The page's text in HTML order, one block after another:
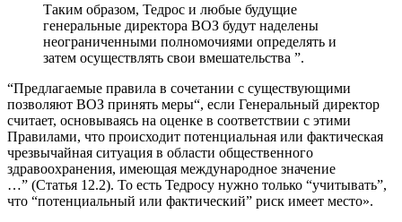
Таким образом, Тедрос и любые будущие
генеральные директора ВОЗ будут наделены
неограниченными полномочиями определять и
затем осуществлять свои вмешательства ”.
“Предлагаемые правила в сочетании с существующими
позволяют ВОЗ принять меры“, если Генеральный директор
считает, основываясь на оценке в соответствии с этими
Правилами, что происходит потенциальная или фактическая
чрезвычайная ситуация в области общественного
здравоохранения, имеющая международное значение
…” (Статья 12.2). То есть Тедросу нужно только “учитывать”,
что “потенциальный или фактический” риск имеет место».